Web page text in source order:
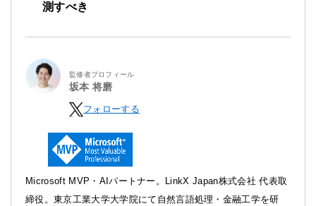
測すべき
監修者プロフィール
坂本 将磨
フォローする
Microsoft MVP・AIパートナー。LinkX Japan株式会社 代表取
締役。東京工業大学大学院にて自然言語処理・金融工学を研